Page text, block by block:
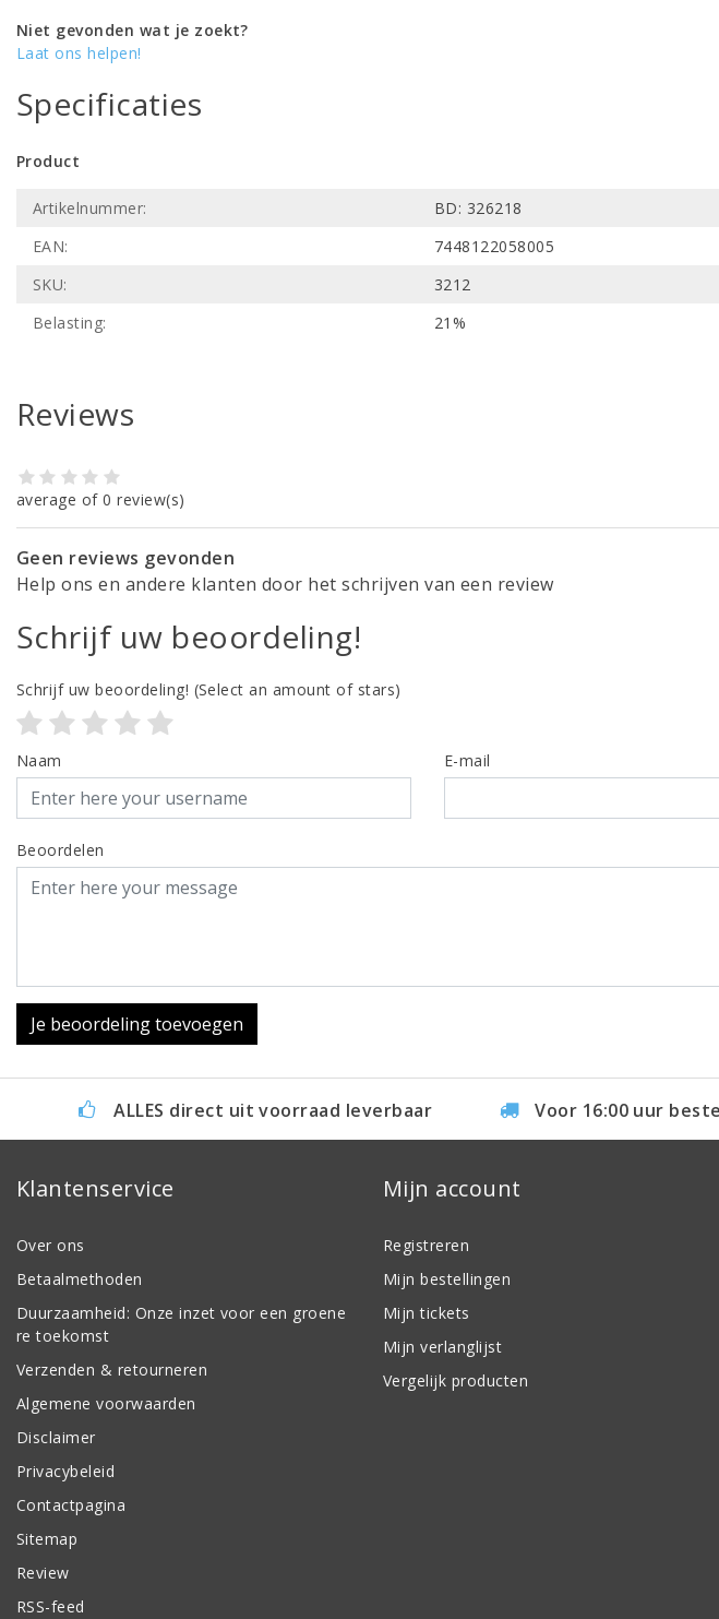
Niet gevonden wat je zoekt?
Laat ons helpen!
Specificaties
Product
Artikelnummer:
BD: 326218
EAN:
7448122058005
SKU:
3212
Belasting:
21%
Reviews
average of 0 review(s)
Geen reviews gevonden
Help ons en andere klanten door het schrijven van een review
Schrijf uw beoordeling!
Schrijf uw beoordeling! (Select an amount of stars)
Naam E-mail
Beoordelen
Je beoordeling toevoegen
ALLES direct uit voorraad leverbaar Voor 16:00 uur
Klantenservice
Over ons
Betaalmethoden
Duurzaamheid: Onze inzet voor een groene
re toekomst
Verzenden & retourneren
Algemene voorwaarden
Disclaimer
Privacybeleid
Contactpagina
Sitemap
Review
RSS-feed
Mijn account
Registreren
Mijn bestellingen
Mijn tickets
Mijn verlanglijst
Vergelijk producten